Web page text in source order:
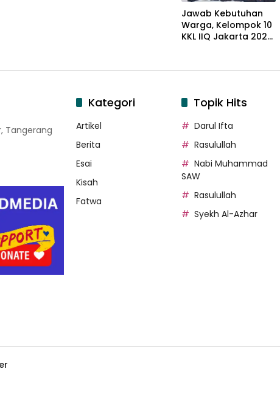
Jawab Kebutuhan
Warga, Kelompok 10
KKL IIQ Jakarta 2026
Sukamanah
Tangerang
Kategori
Artikel
Berita
Esai
Kisah
Fatwa
Topik Hits
Darul Ifta
Rasulullah
Nabi Muhammad
SAW
Rasulullah
Syekh Al-Azhar